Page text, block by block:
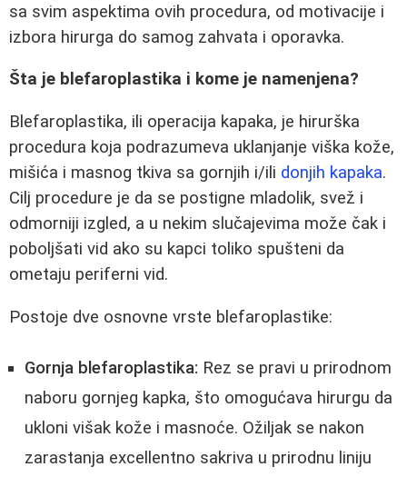
sa svim aspektima ovih procedura, od motivacije i
izbora hirurga do samog zahvata i oporavka.
Šta je blefaroplastika i kome je namenjena?
Blefaroplastika, ili operacija kapaka, je hirurška
procedura koja podrazumeva uklanjanje viška kože,
mišića i masnog tkiva sa gornjih i/ili donjih kapaka.
Cilj procedure je da se postigne mladolik, svež i
odmorniji izgled, a u nekim slučajevima može čak i
poboljšati vid ako su kapci toliko spušteni da
ometaju periferni vid.
Postoje dve osnovne vrste blefaroplastike:
Gornja blefaroplastika: Rez se pravi u prirodnom
naboru gornjeg kapka, što omogućava hirurgu da
ukloni višak kože i masnoće. Ožiljak se nakon
zarastanja excellentno sakriva u prirodnu liniju